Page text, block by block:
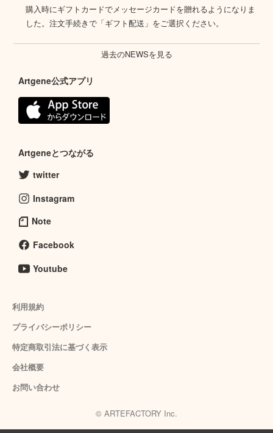
購入時にギフトカードでメッセージカードを贈れるようになりま
した。注文手続きで「ギフト配送」をご選択ください。
過去のNEWSを見る
Artgene公式アプリ
Artgeneとつながる
twitter
Instagram
Note
Facebook
Youtube
利用規約
プライバシーポリシー
特定商取引法に基づく表示
会社概要
お問い合わせ
© ARTEFACTORY Inc.